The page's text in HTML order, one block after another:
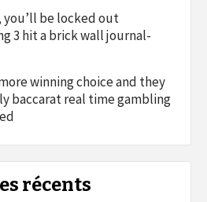
be locked out
3 hit a brick wall journal-
winning choice and they
baccarat real time gambling
récents